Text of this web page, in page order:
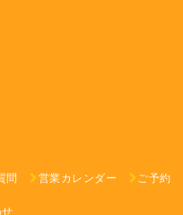
問 営業カレンダー ご予約